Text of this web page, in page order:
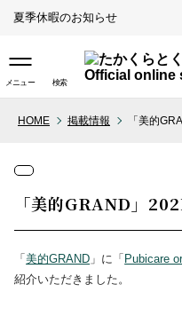
夏季休暇のお知らせ
メニュー 検索
HOME 掲載情報 「美的
「美的GRAND」
「美的GRAND 」に「 Pubicare
紹介いただきました。